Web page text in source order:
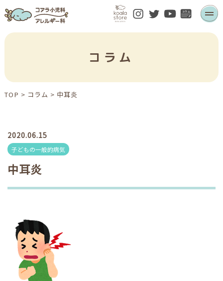
コラム
TOP > コラム > 中耳炎
2020.06.15
子どもの一般的病気
中耳炎